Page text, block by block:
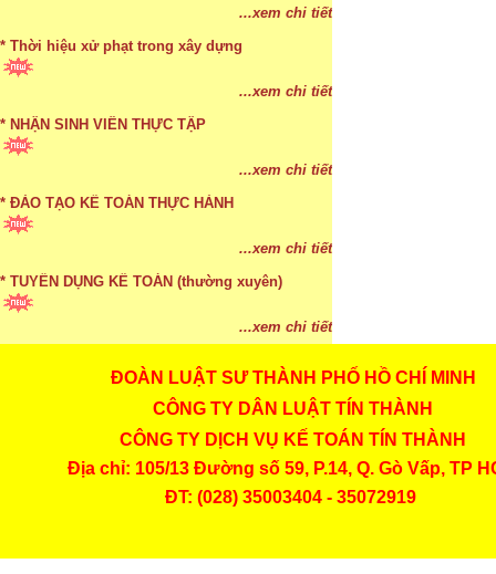
theo pháp luật
...xem chi tiết
* Thời hiệu xử phạt trong xây dựng
* NHẬN SINH VIÊN THỰC TẬP
* ĐÀO TẠO KẾ TOÁN THỰC HÀNH
...xem chi tiết
* TUYỂN DỤNG KẾ TOÁN (thường xuyên)
* Cách chọn màu phù hợp theo phong thuỷ
...xem chi tiết
* Mức phạt khi chậm nộp báo cáo thuế
...xem chi tiết
ĐOÀN LUẬT SƯ THÀNH PHỐ HỒ CHÍ MINH
CÔNG TY DÂN LUẬT TÍN THÀNH
CÔNG TY DỊCH VỤ KẾ TOÁN TÍN THÀNH
Địa chỉ: 105/13 Đường số 59, P.14, Q. Gò Vấp, TP
ĐT: (028) 35003404 - 35072919